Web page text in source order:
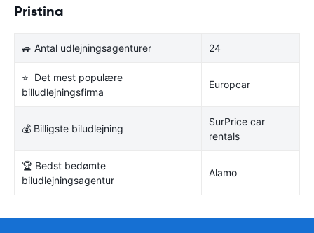
Pristina
🚙 Antal udlejningsagenturer 24
⭐ Det mest populære
billudlejningsfirma
Europcar
💰 Billigste biludlejning
SurPrice car
rentals
🏆 Bedst bedømte
biludlejningsagentur
Alamo